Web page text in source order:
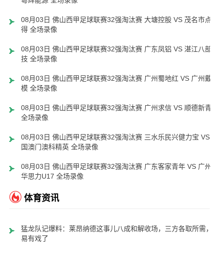
08月03日 佛山西甲足球联赛32强淘汰赛 大塘控股 VS 茂名市点都
得 全场录像
08月03日 佛山西甲足球联赛32强淘汰赛 广东凤铝 VS 湛江八部科
技 全场录像
08月03日 佛山西甲足球联赛32强淘汰赛 广州蜀地红 VS 广州戴拿
模 全场录像
08月03日 佛山西甲足球联赛32强淘汰赛 广州求信 VS 顺德新青年
全场录像
08月03日 佛山西甲足球联赛32强淘汰赛 三水乐民兴健力宝 VS 中
国澳门澳科精英 全场录像
08月03日 佛山西甲足球联赛32强淘汰赛 广东客家青年 VS 广州英
华思力U17 全场录像
体育资讯
猛龙队记爆料：莱昂纳德这事儿八成和解收场，三方各取所需，交
易有戏了